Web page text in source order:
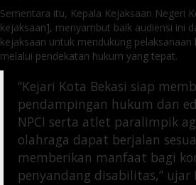
Sementara itu, Kepala Kejaksaan Negeri
kejaksaan], menyambut baik audiensi ini
kejaksaan untuk mendukung
melalui pendekatan hukum yang tepat.
“Kejari Kota Bekasi siap
pendampingan hukum dan
NPCI serta atlet paralimpik
olahraga dapat berjalan
memberikan manfaat bagi
penyandang disabilitas,” ujar